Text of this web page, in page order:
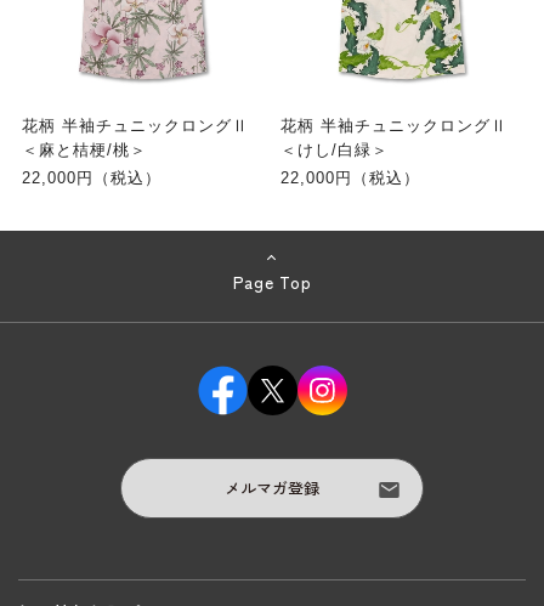
花柄 半袖チュニックロングⅡ
＜麻と桔梗/桃＞
22,000円（税込）
花柄 半袖チュニックロングⅡ
＜けし/白緑＞
22,000円（税込）
Page Top
メルマガ登録